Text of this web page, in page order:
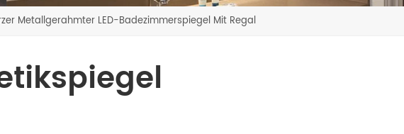
Metallgerahmter LED-Badezimmerspiegel Mit Regal